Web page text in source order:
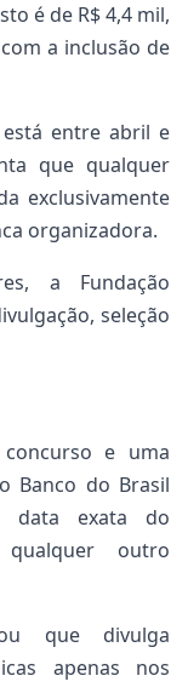
é de R$ 4,4 mil,
a inclusão de
entre abril e
que qualquer
exclusivamente
organizadora.
a Fundação
seleção
e uma
Banco do Brasil
data exata do
outro
que divulga
apenas nos